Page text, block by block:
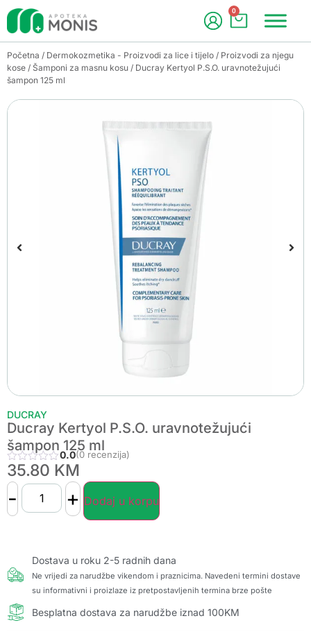
0
Početna / Dermokozmetika - Proizvodi za lice i tijelo / Proizvodi za njegu
kose / Šamponi za masnu kosu / Ducray Kertyol P.S.O. uravnotežujući
šampon 125 ml
DUCRAY
Ducray Kertyol P.S.O. uravnotežujući
šampon 125 ml
0.0(0 recenzija)
35.80 KM
- + Dodaj u korpu
Dostava u roku 2-5 radnih dana
Ne vrijedi za narudžbe vikendom i praznicima. Navedeni termini dostave
su informativni i proizlaze iz pretpostavljenih termina brze pošte
Besplatna dostava za narudžbe iznad 100KM